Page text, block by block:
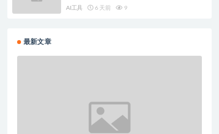
AI工具 6 天前 9
最新文章